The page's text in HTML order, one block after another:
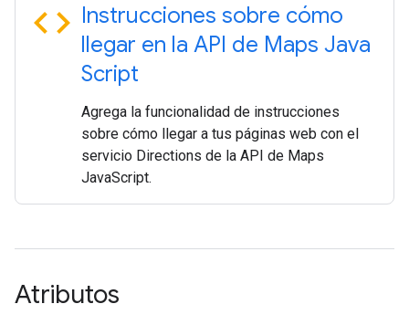
code Instrucciones sobre cómo
llegar en la API de Maps Java
Script
Agrega la funcionalidad de instrucciones
sobre cómo llegar a tus páginas web con el
servicio Directions de la API de Maps
JavaScript.
Atributos